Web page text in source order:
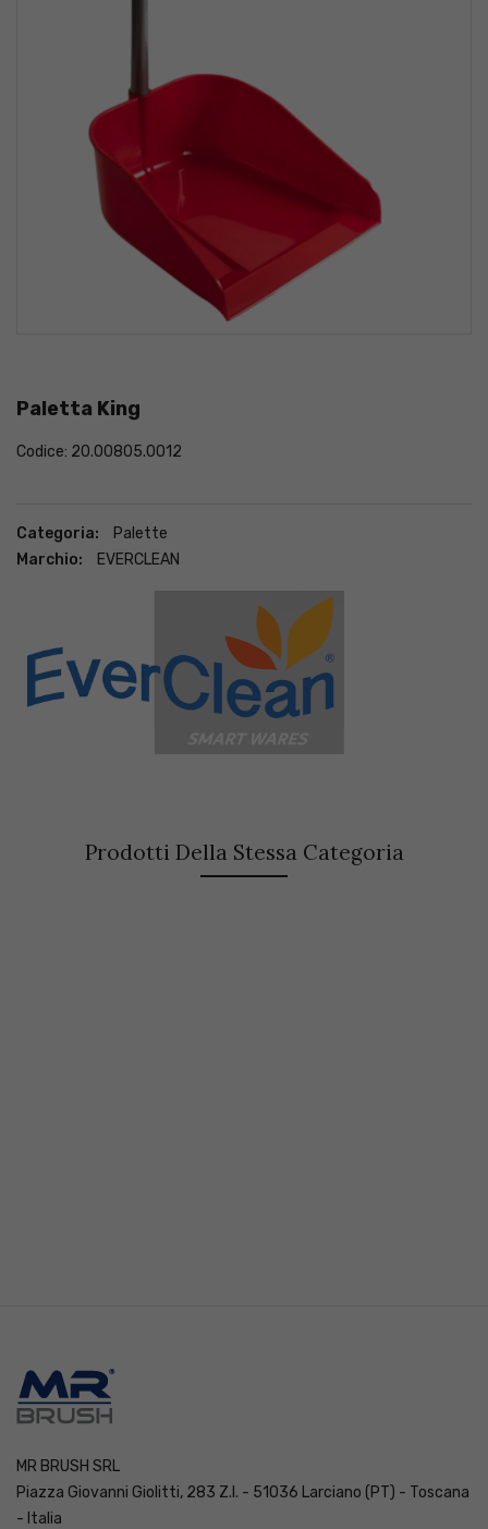
Paletta King
Codice: 20.00805.0012
Categoria:
Palette
Marchio:
EVERCLEAN
Prodotti Della Stessa Categoria
MR BRUSH SRL
Piazza Giovanni Giolitti, 283 Z.I. - 51036 Larciano (PT) - Toscana
- Italia